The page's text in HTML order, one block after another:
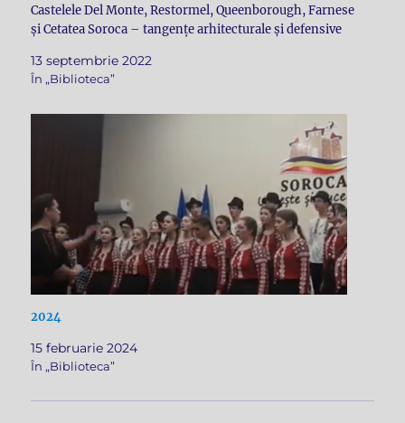
Castelele Del Monte, Restormel, Queenborough, Farnese
şi Cetatea Soroca – tangenţe arhitecturale şi defensive
13 septembrie 2022
În „Biblioteca”
2024
15 februarie 2024
În „Biblioteca”